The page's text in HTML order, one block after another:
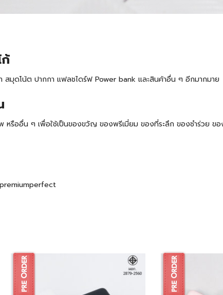
สมุดโน้ต ปากกา แฟลชไดร์ฟ Power bank และสินค้าอื่น ๆ อีกมากมาย
หรืออื่น ๆ เพื่อใช้เป็นของขวัญ ของพรีเมี่ยม ของที่ระลึก ของชำร่วย ขอ